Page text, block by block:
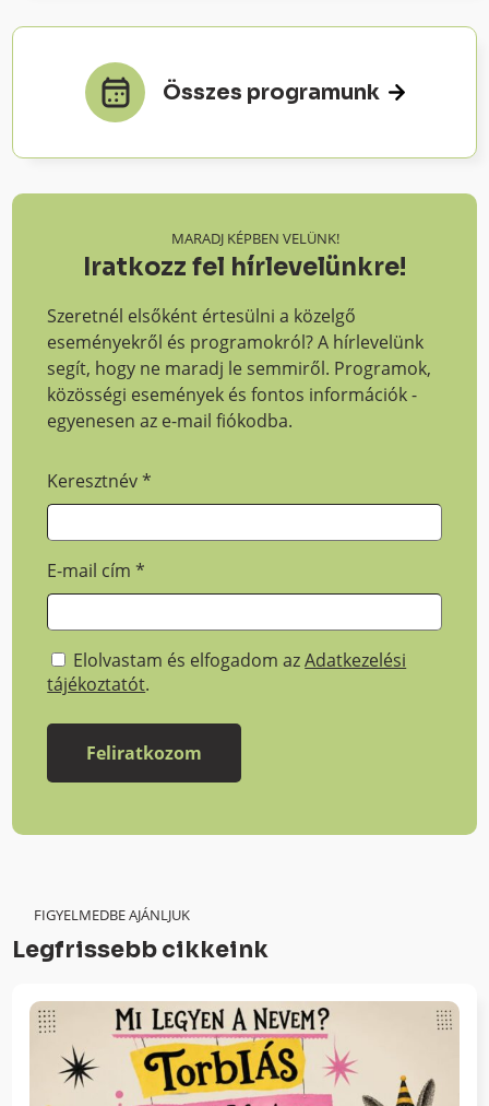
Összes programunk
MARADJ KÉPBEN VELÜNK!
Iratkozz fel hírlevelünkre!
Szeretnél elsőként értesülni a közelgő
eseményekről és programokról? A hírlevelünk
segít, hogy ne maradj le semmiről. Programok,
közösségi események és fontos információk -
egyenesen az e-mail fiókodba.
Keresztnév*
E-mail cím*
Elolvastam és elfogadom azAdatkezelési
tájékoztatót.
FIGYELMEDBE AJÁNLJUK
Legfrissebb cikkeink